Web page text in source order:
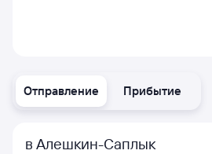
Отправление Прибытие
в Алешкин-Саплык